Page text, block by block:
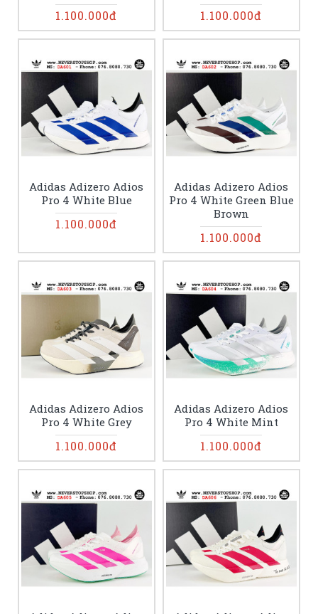
1.100.000đ 1.100.000đ
Adidas Adizero Adios
Pro 4 White Blue
1.100.000đ
Adidas Adizero Adios
Pro 4 White Green Blue
Brown
1.100.000đ
Adidas Adizero Adios
Pro 4 White Grey
1.100.000đ
Adidas Adizero Adios
Pro 4 White Mint
1.100.000đ